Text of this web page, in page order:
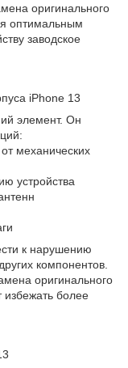
оригинального
оптимальным
заводское
iPhone 13
элемент. Он
механических
устройства
к нарушению
компонентов.
оригинального
избежать более